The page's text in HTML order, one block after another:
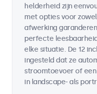
helderheid zijn
met opties voor
afwerking
perfecte
elke situatie. De 12
ingesteld dat ze
stroomtoevoer of een
in landscape- als